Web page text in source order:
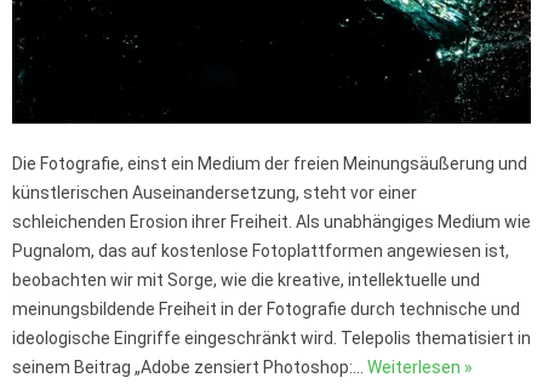
Die Fotografie, einst ein Medium der freien Meinungsäußerung und
künstlerischen Auseinandersetzung, steht vor einer
schleichenden Erosion ihrer Freiheit. Als unabhängiges Medium wie
Pugnalom, das auf kostenlose Fotoplattformen angewiesen ist,
beobachten wir mit Sorge, wie die kreative, intellektuelle und
meinungsbildende Freiheit in der Fotografie durch technische und
ideologische Eingriffe eingeschränkt wird. Telepolis thematisiert in
seinem Beitrag „Adobe zensiert Photoshop:… Weiterlesen »